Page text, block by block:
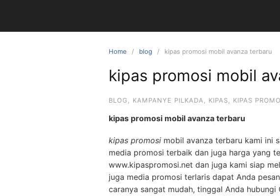
content
Home blog kipas promosi mobil avanza terbaru
kipas promosi mobil
BLOG KAMPANYE PILKADA KIPAS KIPAS
kipas promosi mobil avanza terbaru
kipas promosi mobil avanza terbaru kami ini
media promosi terbaik dan juga harga yang
www.kipaspromosi.net dan juga kami siap
juga media promosi terlaris dapat Anda
caranya sangat mudah, tinggal Anda